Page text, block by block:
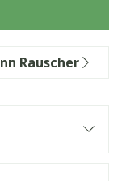
Rauscher